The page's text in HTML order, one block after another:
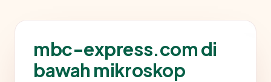
mbc-express.com di
bawah mikroskop